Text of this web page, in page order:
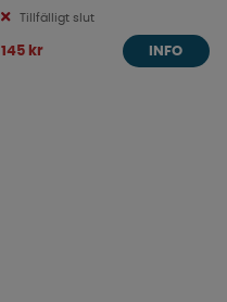
Tillfälligt slut
145 kr INFO